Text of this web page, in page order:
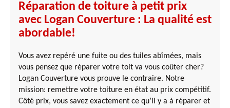
Réparation de toiture à petit prix
avec Logan Couverture : La qualité est
abordable!
Vous avez repéré une fuite ou des tuiles abîmées, mais
vous pensez que réparer votre toit va vous coûter cher?
Logan Couverture vous prouve le contraire. Notre
mission: remettre votre toiture en état au prix compétitif.
Côté prix, vous savez exactement ce qu’il y a à réparer et